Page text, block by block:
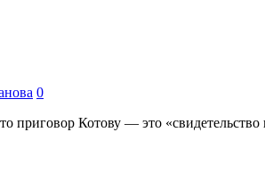
0
приговор Котову — это